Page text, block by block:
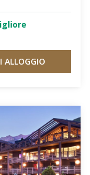
ALLOGGIO